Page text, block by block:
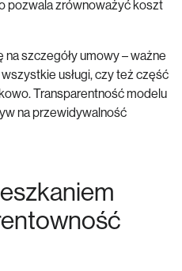
pozwala zrównoważyć koszt
szczegóły umowy – ważne
usługi, czy też część
Transparentność modelu
na przewidywalność